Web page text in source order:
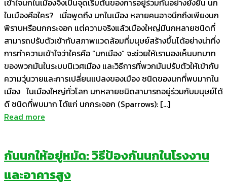
เข้าใจนกในเมืองจึงเป็นจุดเริ่มต้นของการอยู่ร่วมกันอย่างยั่งยืน นก
ในเมืองคือใคร? เมื่อพูดถึง นกในเมือง หลายคนอาจนึกถึงเพียงนก
พิราบหรือนกกระจอก แต่ความจริงแล้วเมืองใหญ่มีนกหลายชนิดที่
สามารถปรับตัวเข้ากับสภาพแวดล้อมที่มนุษย์สร้างขึ้นได้อย่างน่าทึ่ง
การทำความเข้าใจว่าใครคือ “นกเมือง” จะช่วยให้เรามองเห็นบทบาท
ของพวกมันในระบบนิเวศเมือง และวิธีการที่พวกมันปรับตัวให้เข้ากับ
ความวุ่นวายและการเปลี่ยนแปลงของเมือง ชนิดของนกที่พบมากใน
เมือง ในเมืองใหญ่ทั่วโลก นกหลายชนิดสามารถอยู่ร่วมกับมนุษย์ได้
ดี ชนิดที่พบมาก ได้แก่ นกกระจอก (Sparrows): […]
Read more
กันนกให้อยู่หมัด: วิธีป้องกันนกในโรงงาน
และอาคารสูง